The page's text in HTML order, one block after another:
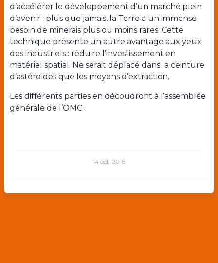
d’accélérer le développement d’un marché plein
d’avenir : plus que jamais, la Terre a un immense
besoin de minerais plus ou moins rares. Cette
technique présente un autre avantage aux yeux
des industriels : réduire l’investissement en
matériel spatial. Ne serait déplacé dans la ceinture
d’astéroïdes que les moyens d’extraction.
Les différents parties en découdront à l’assemblée
générale de l’OMC.
14 oct. 2016